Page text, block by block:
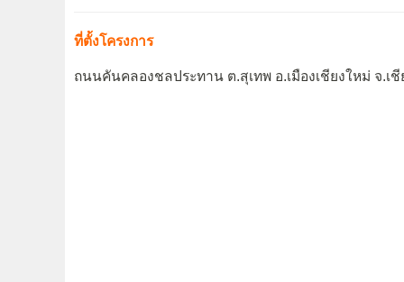
ที่ตั้งโครงการ
ถนนคันคลองชลประทาน ต.สุเทพ อ.เมืองเชียงใหม่ จ.เชี